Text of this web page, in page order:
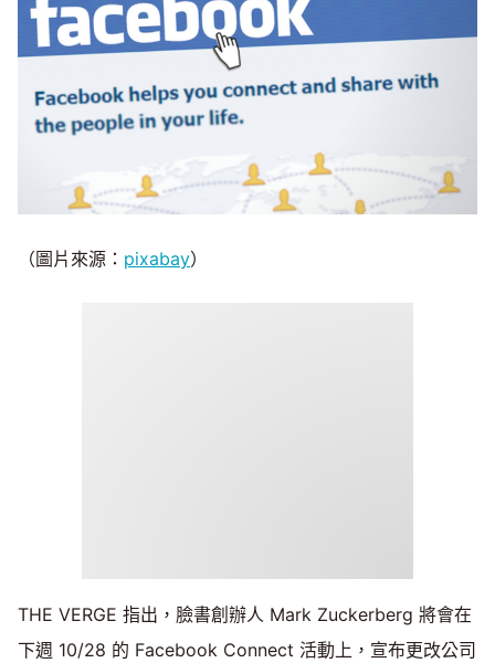
（圖片來源： pixabay）
THE VERGE 指出，臉書創辦人 Mark Zuckerberg 將會在
下週 10/28 的 Facebook Connect 活動上，宣布更改公司